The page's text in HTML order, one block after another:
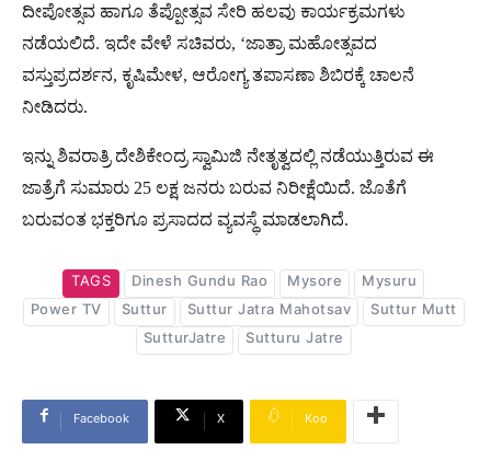
ದೀಪೋತ್ಸವ ಹಾಗೂ ತೆಪ್ಪೋತ್ಸವ ಸೇರಿ ಹಲವು ಕಾರ್ಯಕ್ರಮಗಳು
ನಡೆಯಲಿದೆ. ಇದೇ ವೇಳೆ ಸಚಿವರು, ‘ಜಾತ್ರಾ ಮಹೋತ್ಸವದ
ವಸ್ತುಪ್ರದರ್ಶ‌ನ, ಕೃಷಿಮೇಳ, ಆರೋಗ್ಯ ತಪಾಸಣಾ ಶಿಬಿರಕ್ಕೆ ಚಾಲನೆ
ನೀಡಿದರು.
ಇನ್ನು ಶಿವರಾತ್ರಿ ದೇಶಿಕೇಂದ್ರ ಸ್ವಾಮಿಜಿ ನೇತೃತ್ವದಲ್ಲಿ ನಡೆಯುತ್ತಿರುವ ಈ
ಜಾತ್ರೆಗೆ ಸುಮಾರು 25 ಲಕ್ಷ ಜನರು ಬರುವ ನಿರೀಕ್ಷೆಯಿದೆ. ಜೊತೆಗೆ
ಬರುವಂತ ಭಕ್ತರಿಗೂ ಪ್ರಸಾದದ ವ್ಯವಸ್ಥೆ ಮಾಡಲಾಗಿದೆ.
TAGS Dinesh Gundu Rao Mysore
Mysuru
Power TV
Suttur Suttur Jatra Mahotsav
Suttur Mutt
SutturJatre
Sutturu Jatre
Facebook X Koo